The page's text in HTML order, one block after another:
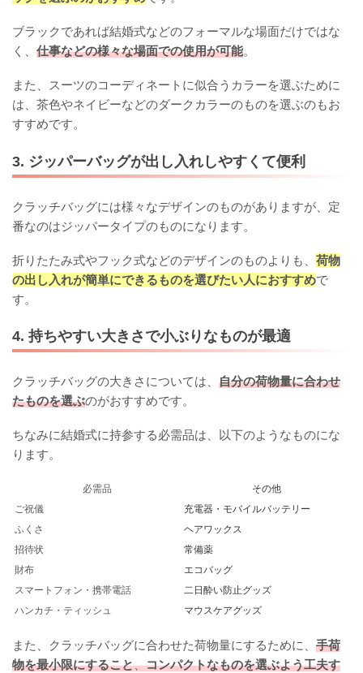
ブラックであれば結婚式などのフォーマルな場面だけではな
く、 仕事などの様々な場面での使用が可能。
また、スーツのコーディネートに似合うカラーを選ぶために
は、茶色やネイビーなどのダークカラーのものを選ぶのもお
すすめです。
3. ジッパーバッグが出し入れしやすくて便利
クラッチバッグには様々なデザインのものがありますが、定
番なのはジッパータイプのものになります。
折りたたみ式やフック式などのデザインのものよりも、 荷物
の出し入れが簡単にできるものを選びたい人におすすめで
す。
4. 持ちやすい大きさで小ぶりなものが最適
クラッチバッグの大きさについては、 自分の荷物量に合わせ
たものを選ぶのがおすすめです。
ちなみに結婚式に持参する必需品は、以下のようなものにな
ります。
必需品
その他
ご祝儀
充電器・モバイルバッテリー
ふくさ
ヘアワックス
招待状
常備薬
財布
エコバッグ
スマートフォン・携帯電話
二日酔い防止グッズ
ハンカチ・ティッシュ
マウスケアグッズ
また、クラッチバッグに合わせた荷物量にするために、 手荷
物を最小限にすること、コンパクトなものを選ぶよう工夫す